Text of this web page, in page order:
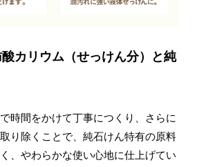
カリウム（せっけん分）と純
時間をかけて丁事につくり、さらに
り除くことで、純石けん特有の原料
、やわらかな使い心地に仕上げてい